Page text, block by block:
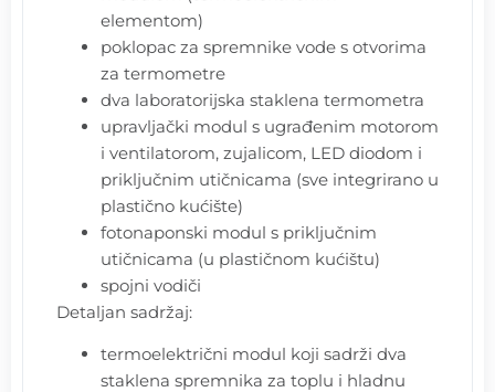
elementom)
poklopac za spremnike vode s otvorima
za termometre
dva laboratorijska staklena termometra
upravljački modul s ugrađenim motorom
i ventilatorom, zujalicom, LED diodom i
priključnim utičnicama (sve integrirano u
plastično kućište)
fotonaponski modul s priključnim
utičnicama (u plastičnom kućištu)
spojni vodiči
Detaljan sadržaj:
termoelektrični modul koji sadrži dva
staklena spremnika za toplu i hladnu